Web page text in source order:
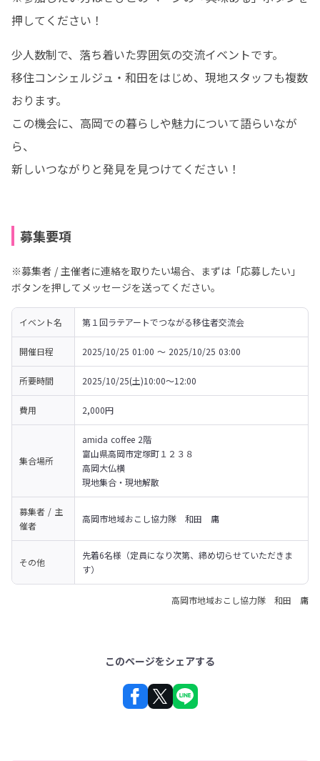
押してください！
少人数制で、落ち着いた雰囲気の交流イベントです。
移住コンシェルジュ・和田をはじめ、現地スタッフも複数
おります。
この機会に、高岡での暮らしや魅力について語らいなが
ら、
新しいつながりと発見を見つけてください！
募集要項
※募集者 / 主催者に連絡を取りたい場合、まずは「応募したい」
ボタンを押してメッセージを送ってください。
イベント名 第１回ラテアートでつながる移住者交流会
開催日程 2025/10/25 01:00 〜 2025/10/25 03:00
所要時間 2025/10/25(土)10:00～12:00
費用 2,000円
集合場所
amida coffee 2階
富山県高岡市定塚町１２３８
高岡大仏横
現地集合・現地解散
募集者 / 主
催者
高岡市地域おこし協力隊　和田　庸
その他
先着6名様（定員になり次第、締め切らせていただきま
す）
高岡市地域おこし協力隊 和田 庸
このページをシェアする